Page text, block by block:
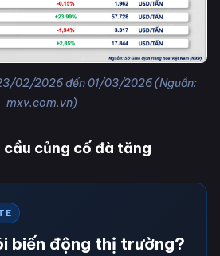
02/2026 đến 01/03/2026 (Nguồn:
mxv.com.vn)
cầu củng cố đà tăng
biến động thị trường?